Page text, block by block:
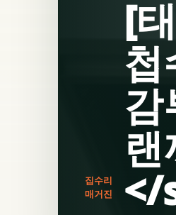
집수리
매거진
[
첩
감
</